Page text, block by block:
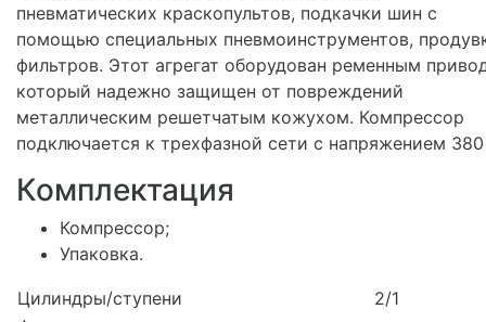
пневматических краскопультов, подкачки шин с
помощью специальных пневмоинструментов,
фильтров. Этот агрегат оборудован ременным
который надежно защищен от повреждений
металлическим решетчатым кожухом. Компрессор
подключается к трехфазной сети с напряжением
Комплектация
Компрессор;
Упаковка.
Цилиндры/ступени
2/1